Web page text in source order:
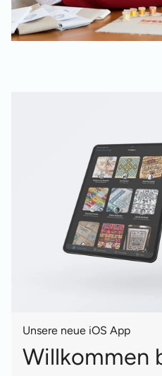
Unsere neue iOS App
Willkommen